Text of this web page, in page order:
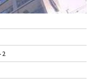
2